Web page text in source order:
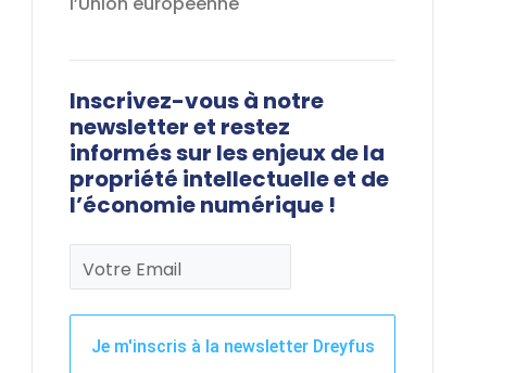
Inscrivez-vous à notre
newsletter et restez
informés sur les enjeux de la
propriété intellectuelle et de
l’économie numérique !
Votre Email
Je m'inscris à la newsletter Dreyfus